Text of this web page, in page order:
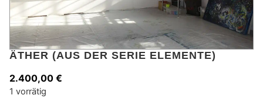
ÄTHER (AUS DER SERIE ELEMENTE)
2.400,00 €
1 vorrätig